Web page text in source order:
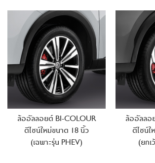
ล้ออัลลอยด์ BI-COLOUR
ดีไซน์ใหม่ขนาด 18 นิ้ว
(เฉพาะรุ่น PHEV)
ล้ออัลลอ
ดีไซน์ใ
(ยกเ